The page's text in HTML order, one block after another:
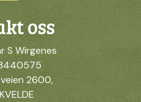
oss
S Wirgenes
2600,